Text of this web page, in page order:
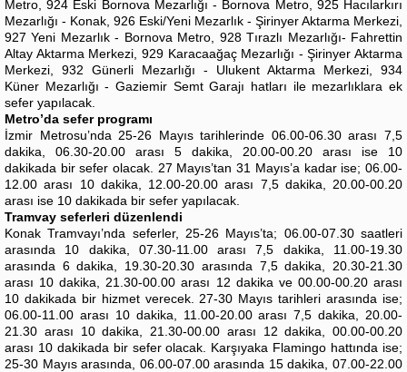
Metro, 924 Eski Bornova Mezarlığı - Bornova Metro, 925 Hacılarkırı
Mezarlığı - Konak, 926 Eski/Yeni Mezarlık - Şirinyer Aktarma Merkezi,
927 Yeni Mezarlık - Bornova Metro, 928 Tırazlı Mezarlığı- Fahrettin
Altay Aktarma Merkezi, 929 Karacaağaç Mezarlığı - Şirinyer Aktarma
Merkezi, 932 Günerli Mezarlığı - Ulukent Aktarma Merkezi, 934
Küner Mezarlığı - Gaziemir Semt Garajı hatları ile mezarlıklara ek
sefer yapılacak.
Metro’da sefer programı
İzmir Metrosu’nda 25-26 Mayıs tarihlerinde 06.00-06.30 arası 7,5
dakika, 06.30-20.00 arası 5 dakika, 20.00-00.20 arası ise 10
dakikada bir sefer olacak. 27 Mayıs’tan 31 Mayıs’a kadar ise; 06.00-
12.00 arası 10 dakika, 12.00-20.00 arası 7,5 dakika, 20.00-00.20
arası ise 10 dakikada bir sefer yapılacak.
Tramvay seferleri düzenlendi
Konak Tramvayı’nda seferler, 25-26 Mayıs’ta; 06.00-07.30 saatleri
arasında 10 dakika, 07.30-11.00 arası 7,5 dakika, 11.00-19.30
arasında 6 dakika, 19.30-20.30 arasında 7,5 dakika, 20.30-21.30
arası 10 dakika, 21.30-00.00 arası 12 dakika ve 00.00-00.20 arası
10 dakikada bir hizmet verecek. 27-30 Mayıs tarihleri arasında ise;
06.00-11.00 arası 10 dakika, 11.00-20.00 arası 7,5 dakika, 20.00-
21.30 arası 10 dakika, 21.30-00.00 arası 12 dakika, 00.00-00.20
arası 10 dakikada bir sefer olacak. Karşıyaka Flamingo hattında ise;
25-30 Mayıs arasında, 06.00-07.00 arasında 15 dakika, 07.00-22.00